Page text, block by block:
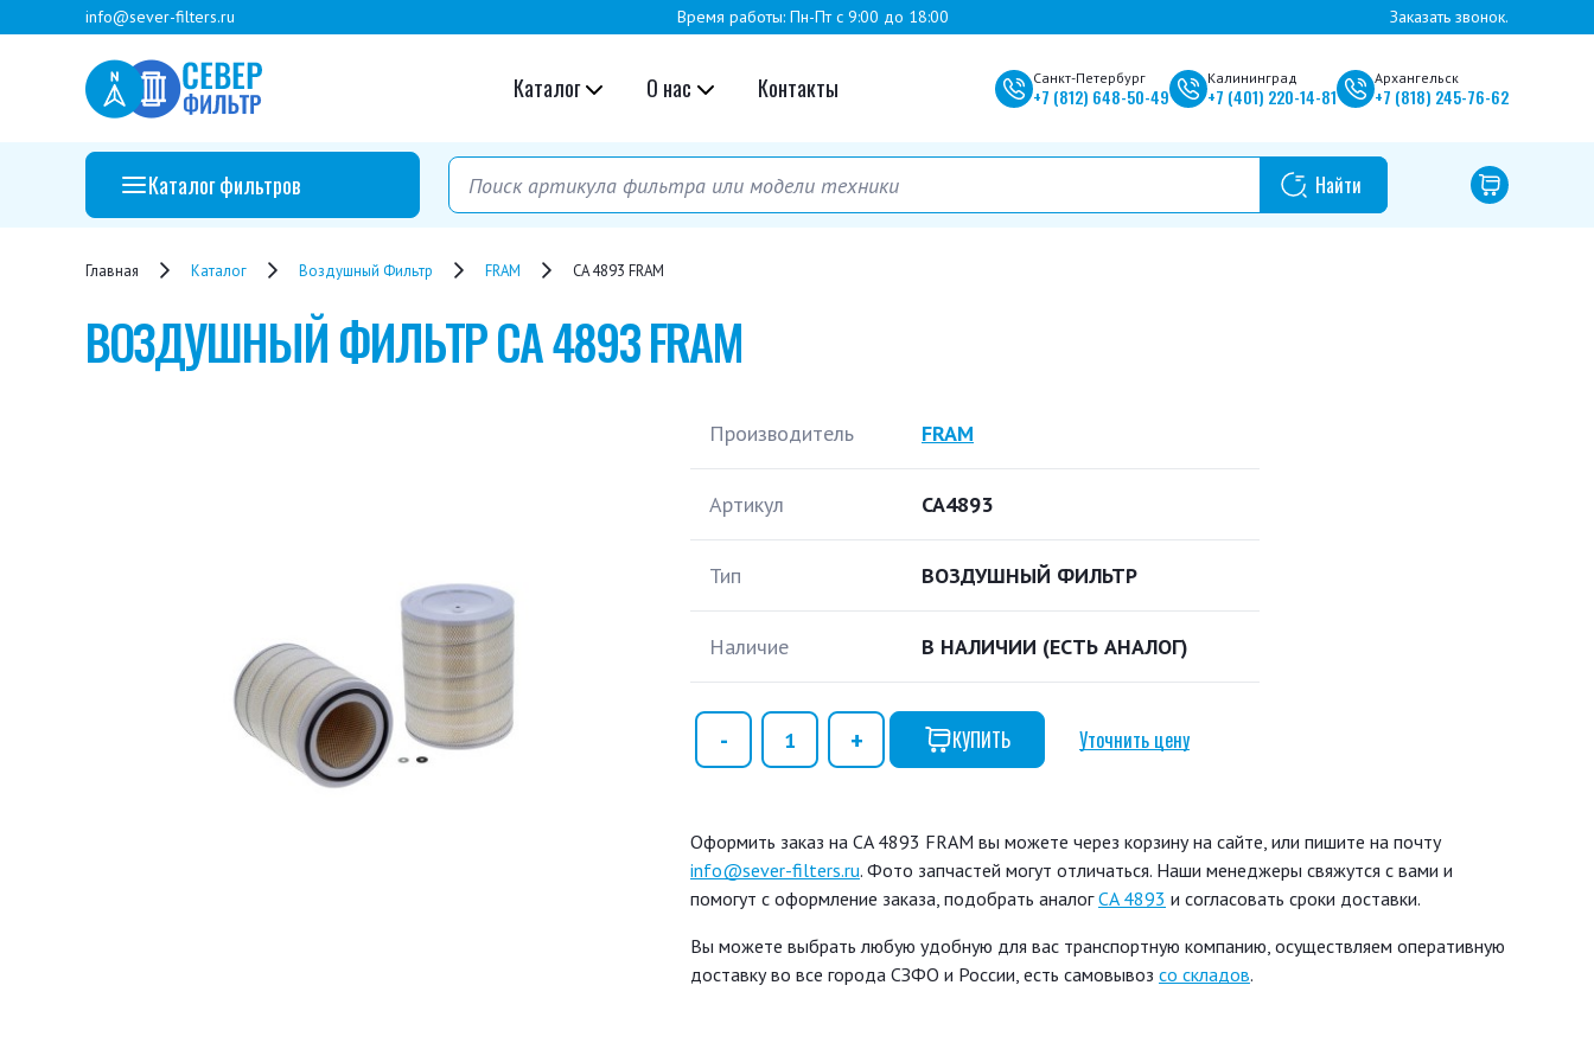
info@sever-filters.ru Время работы: Пн-Пт с 9:00 до 18:00 Заказать звонок.
Каталог О нас Контакты Санкт-Петербург
+7 (812) 648-50-49
Калининград
+7 (401) 220-14-81
Архангельск
+7 (818) 245-76-62
Каталог фильтров
Главная Каталог Воздушный Фильтр FRAM CA 4893 FRAM
ВОЗДУШНЫЙ ФИЛЬТРCA 4893 FRAM
Производитель FRAM
Артикул CA4893
Тип ВОЗДУШНЫЙ ФИЛЬТР
Наличие В НАЛИЧИИ (ЕСТЬ АНАЛОГ)
КУПИТЬ Уточнить цену
Оформить заказ на CA 4893 FRAM вы можете через корзину на сайте, или пишите на почту
info@sever-filters.ru. Фото запчастей могут отличаться. Наши менеджеры свяжутся с вами и
помогут с оформление заказа, подобрать аналогCA 4893 и согласовать сроки доставки.
Вы можете выбрать любую удобную для вас транспортную компанию, осуществляем оперативную
доставку во все города СЗФО и России, есть самовывоз со складов.